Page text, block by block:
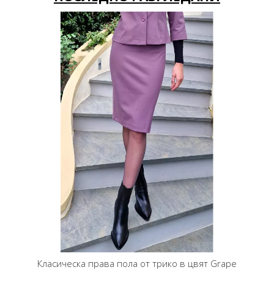
Класическа права пола от трико в цвят Grape